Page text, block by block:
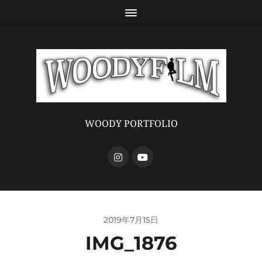
WOODY PORTFOLIO
2019年7月15日
IMG_1876